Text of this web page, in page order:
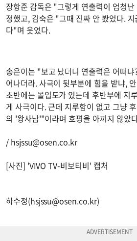
장항준 감독은 "그렇게 연출력이 엄청
정했고, 김숙은 "그때 진짜 안 봤었다.
다"며 웃었다.
송은이는 "보고 났더니 연출력은 어떠
어나더라. 사극이 뒷부분에 힘을 받냐,
초반에는 몰입도가 있는데 후반부에 지
게 사극이다. 근데 지루함이 없고 그냥
의 '왕사남'"이라며 호평을 아끼지 않았
/ hsjssu@osen.co.kr
[사진] 'VIVO TV-비보티비' 캡처
하수정(hsjssu@osen.co.kr)